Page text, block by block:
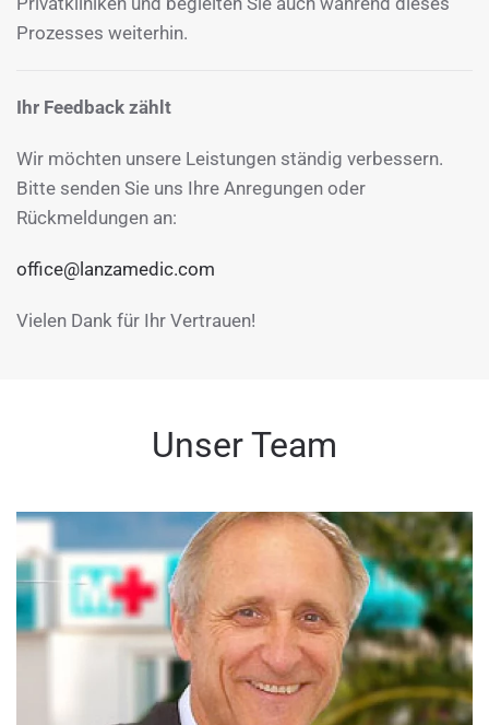
Prozesses weiterhin.
Ihr Feedback zählt
Wir möchten unsere Leistungen ständig verbessern.
Bitte senden Sie uns Ihre Anregungen oder
Rückmeldungen an:
office@lanzamedic.com
Vielen Dank für Ihr Vertrauen!
Unser Team